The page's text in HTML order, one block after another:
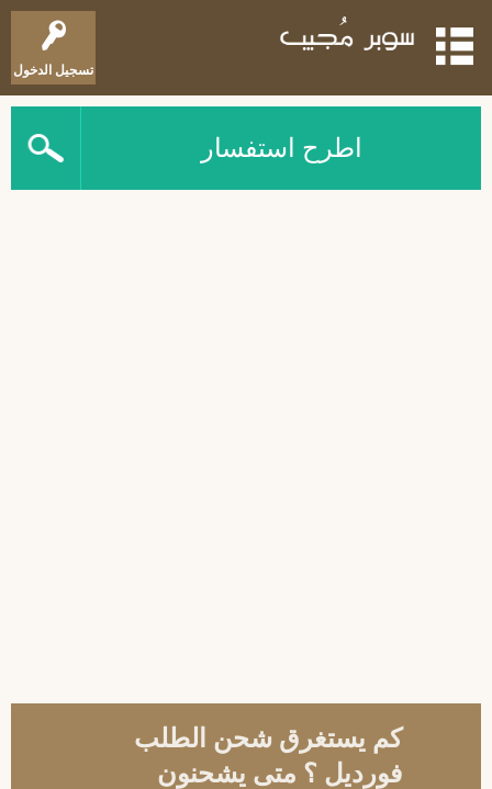
تسجيل الدخول
اطرح استفسار
كم يستغرق شحن الطلب
فورديل ؟ متى يشحنون